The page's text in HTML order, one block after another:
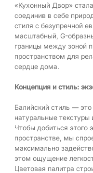
«Кухонный Двор»
соединив в себе
стиля с безупречной
масштабный, G-
границы между зоной
пространством для
сердце дома.
Концепция и стиль:
Балийский стиль —
натуральные текстуры
Чтобы добиться этого
пространстве, мы
максимально
этом ощущение
Цветовая палитра